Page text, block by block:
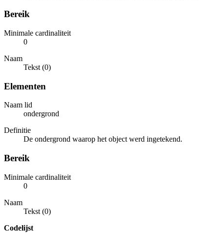
Bereik
Minimale cardinaliteit
0
Naam
Tekst (0)
Elementen
Naam lid
ondergrond
Definitie
De ondergrond waarop het object werd ingetekend.
Bereik
Minimale cardinaliteit
0
Naam
Tekst (0)
Codelijst